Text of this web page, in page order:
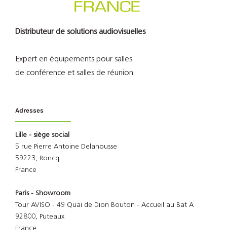
Distributeur de solutions audiovisuelles
Expert en équipements pour salles
de conférence et salles de réunion
Adresses
Lille - siège social
5 rue Pierre Antoine Delahousse
59223, Roncq
France
Paris - Showroom
Tour AVISO - 49 Quai de Dion Bouton - Accueil au Bat A
92800, Puteaux
France